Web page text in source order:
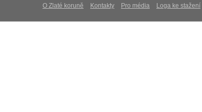
O Zlaté koruně Kontakty Pro média Loga ke stažení